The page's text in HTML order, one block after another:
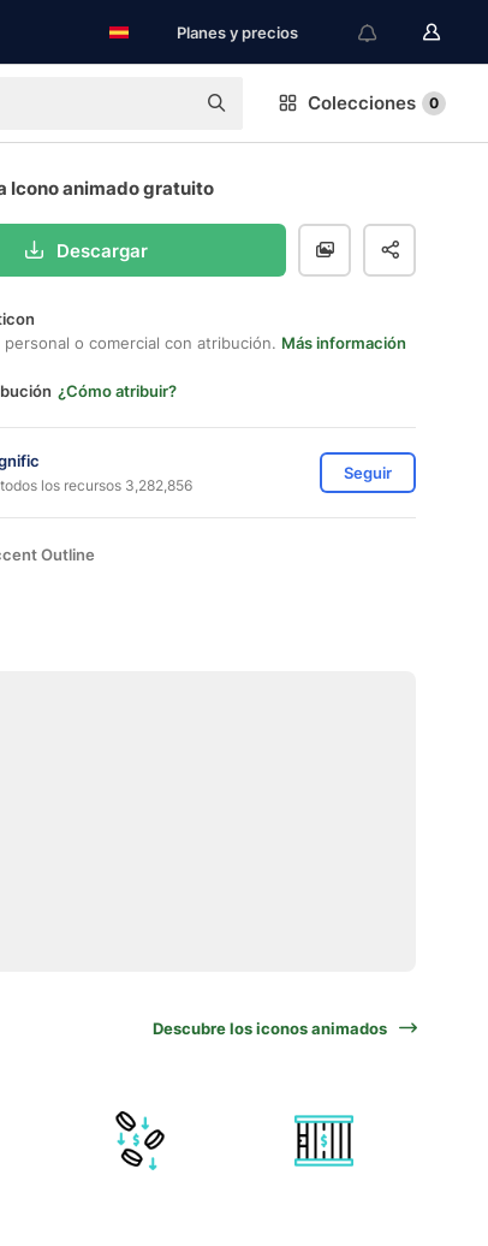
Planes y precios
Colecciones 0
Icono animado gratuito
Descargar
personal o comercial con atribución. Más información
¿Cómo atribuir?
los recursos 3,282,856
Seguir
Outline
Descubre los iconos animados